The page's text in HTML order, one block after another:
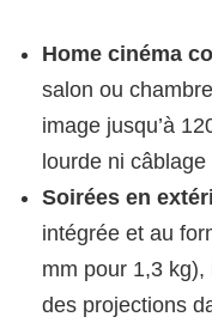
Home cinéma
salon ou
image jusqu’à
lourde ni
Soirées en
intégrée et au
mm pour 1,3
des projections